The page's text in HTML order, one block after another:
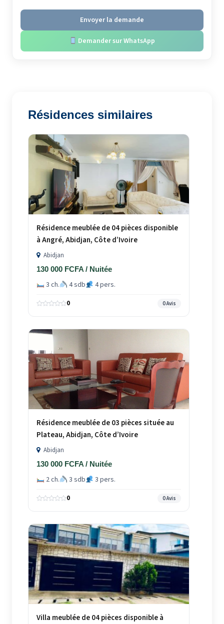
Envoyer la demande
Demander sur WhatsApp
Résidences similaires
Résidence meublée de 04 pièces disponible
à Angré, Abidjan, Côte d’Ivoire
Abidjan
130 000 FCFA / Nuitée
3 ch. 4 sdb 4 pers.
0 0 Avis
Résidence meublée de 03 pièces située au
Plateau, Abidjan, Côte d’Ivoire
Abidjan
130 000 FCFA / Nuitée
2 ch. 3 sdb 3 pers.
0 0 Avis
Villa meublée de 04 pièces disponible à